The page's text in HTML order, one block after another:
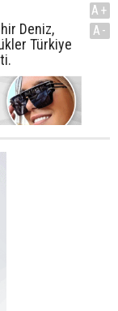
Deniz,
Türkiye
A+
A-